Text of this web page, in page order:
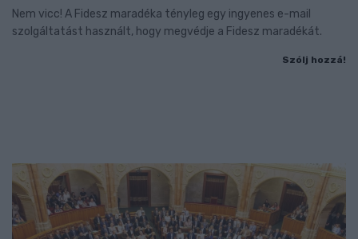
Nem vicc! A Fidesz maradéka tényleg egy ingyenes e-mail
szolgáltatást használt, hogy megvédje a Fidesz maradékát.
Szólj hozzá!